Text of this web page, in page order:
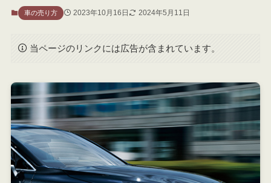
車の売り方 2023年10月16日 2024年5月11日
当ページのリンクには広告が含まれています。